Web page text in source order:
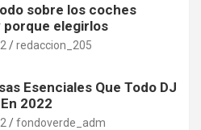
sobre los coches
porque elegirlos
redaccion_205
Esenciales Que Todo DJ
2022
fondoverde_adm